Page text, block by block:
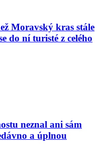
Moravský kras stále
do ní turisté z celého
neznal ani sám
a úplnou